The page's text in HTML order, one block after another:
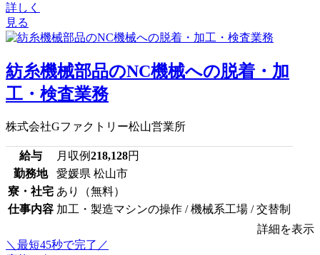
詳しく
見る
紡糸機械部品のNC機械への脱着・加
工・検査業務
株式会社Gファクトリー松山営業所
給与 月収例218,128円
勤務地
愛媛県 松山市
寮・社宅 あり（無料）
仕事内容 加工・製造マシンの操作 / 機械系工場 / 交替制
詳細を表示
＼最短45秒で完了／